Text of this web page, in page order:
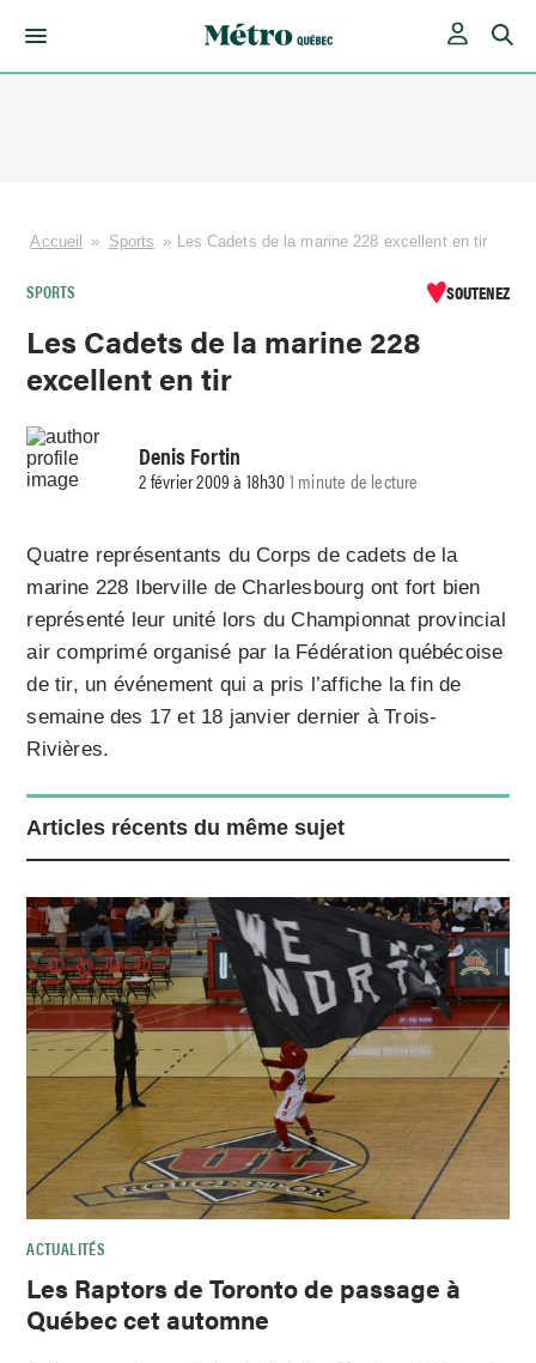
Accueil » Sports » Les Cadets de la marine 228 excellent en tir
SPORTS SOUTENEZ
Les Cadets de la marine 228
excellent en tir
Denis Fortin
2 février 2009 à 18h301 minute de lecture
Quatre représentants du Corps de cadets de la
marine 228 Iberville de Charlesbourg ont fort bien
représenté leur unité lors du Championnat provincial
air comprimé organisé par la Fédération québécoise
de tir, un événement qui a pris l’affiche la fin de
semaine des 17 et 18 janvier dernier à Trois-
Rivières.
Articles récents du même sujet
ACTUALITÉS
Les Raptors de Toronto de passage à
Québec cet automne